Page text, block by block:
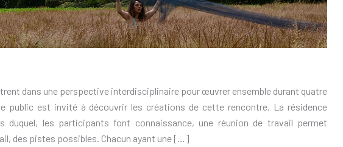
dans une perspective interdisciplinaire pour œuvrer ensemble durant quatre
public est invité à découvrir les créations de cette rencontre. La résidence
duquel, les participants font connaissance, une réunion de travail permet
des pistes possibles. Chacun ayant une […]